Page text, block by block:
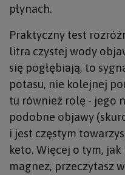
płynach.
Praktyczny test
litra czystej wody
się pogłębiają, to
potasu, nie kolejnej
tu również rolę - jego
podobne objawy
i jest częstym
keto. Więcej o tym,
magnez, przeczytasz